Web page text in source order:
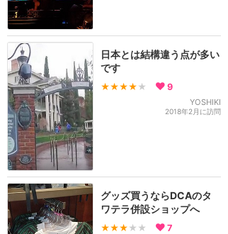
日本とは結構違う点が多い
です
★★★★ ★ 9
YOSHIKI
2018年2月に訪問
グッズ買うならDCAのタ
ワテラ併設ショップへ
★★★ ★★ 7